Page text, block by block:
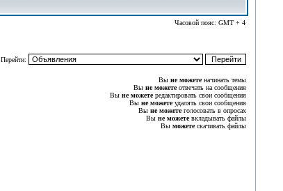
Часовой пояс: GMT + 4
Перейти:
Вы не можетеначинать темы
Вы не можетеотвечать на сообщения
Вы не можетередактировать свои сообщения
Вы не можетеудалять свои сообщения
Вы не можетеголосовать в опросах
Вы не можетевкладывать файлы
Вы можетескачивать файлы